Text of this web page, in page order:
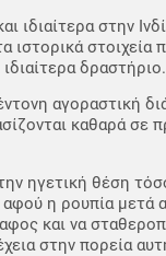
ιδιαίτερα στην
ιστορικά
δραστήριο.
αγοραστική
καθαρά
ηγετική θέση
η ρουπία μετά
και να
στην πορεία